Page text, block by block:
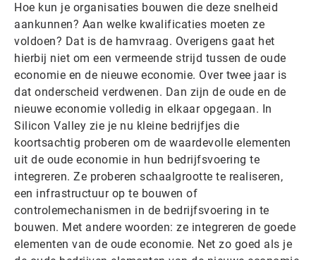
Hoe kun je organisaties bouwen die deze snelheid
aankunnen? Aan welke kwalificaties moeten ze
voldoen? Dat is de hamvraag. Overigens gaat het
hierbij niet om een vermeende strijd tussen de oude
economie en de nieuwe economie. Over twee jaar is
dat onderscheid verdwenen. Dan zijn de oude en de
nieuwe economie volledig in elkaar opgegaan. In
Silicon Valley zie je nu kleine bedrijfjes die
koortsachtig proberen om de waardevolle elementen
uit de oude economie in hun bedrijfsvoering te
integreren. Ze proberen schaalgrootte te realiseren,
een infrastructuur op te bouwen of
controlemechanismen in de bedrijfsvoering in te
bouwen. Met andere woorden: ze integreren de goede
elementen van de oude economie. Net zo goed als je